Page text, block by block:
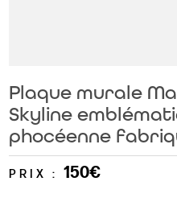
Plaque murale
Skyline
phocéenne
PRIX :150€